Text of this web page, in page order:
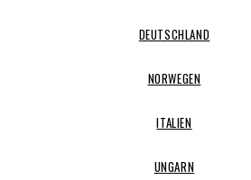
DEUTSCHLAND
NORWEGEN
ITALIEN
UNGARN